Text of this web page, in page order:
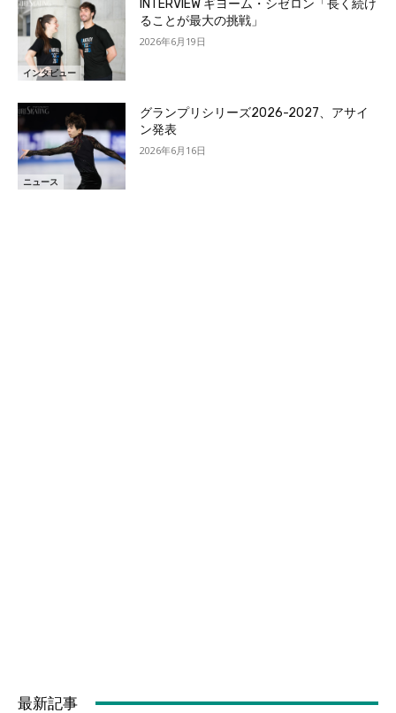
インタビュー
INTERVIEW ギヨーム・シゼロン「長く続け
ることが最大の挑戦」
2026年6月19日
ニュース
グランプリシリーズ2026-2027、アサイ
ン発表
2026年6月16日
最新記事